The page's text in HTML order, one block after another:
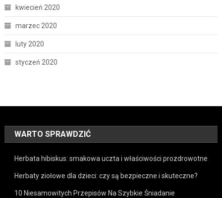
kwiecień 2020
marzec 2020
luty 2020
styczeń 2020
WARTO SPRAWDZIĆ
Herbata hibiskus: smakowa uczta i właściwości prozdrowotne
Herbaty ziołowe dla dzieci: czy są bezpieczne i skuteczne?
10 Niesamowitych Przepisów Na Szybkie Śniadanie